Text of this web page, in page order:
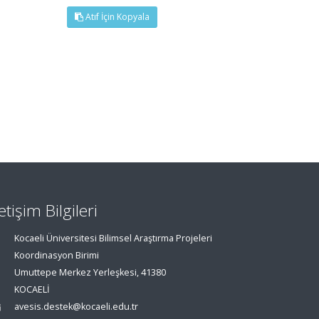
Atıf İçin Kopyala
Bilgileri
Kocaeli Üniversitesi Bilimsel Araştırma Projeleri
Koordinasyon Birimi
Umuttepe Merkez Yerleşkesi, 41380
KOCAELİ
avesis.destek@kocaeli.edu.tr